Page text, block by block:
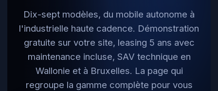
Dix-sept modèles, du mobile autonome à
l'industrielle haute cadence. Démonstration
gratuite sur votre site, leasing 5 ans avec
maintenance incluse, SAV technique en
Wallonie et à Bruxelles. La page qui
regroupe la gamme complète pour vous